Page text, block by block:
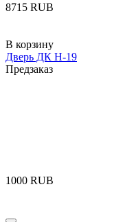
‍8715‍ RUB
В корзину
Дверь ДК Н-19
Предзаказ
‍1000‍ RUB